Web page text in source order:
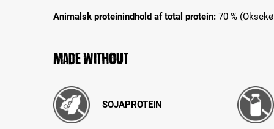
Animalsk proteinindhold af total protein: 70 %
Made without
SOJAPROTEIN